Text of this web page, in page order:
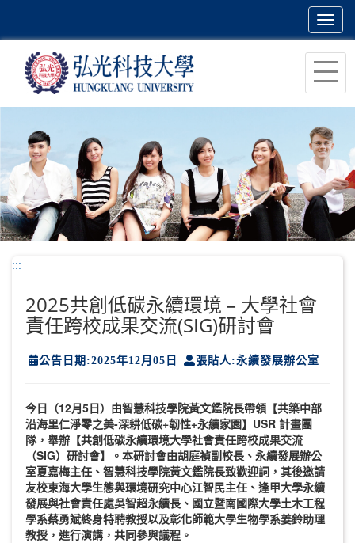
主
容
區
塊
:::
2025共創低碳永續環境 – 大學社會
責任跨校成果交流(SIG)研討會
公告日期:2025年12月05日 張貼人:永續發展辦公室
今日（12月5日）由智慧科技學院黃文鑑院長帶領【共築中部
沿海里仁淨零之美-深耕低碳+韌性+永續家園】USR 計畫團
隊，舉辦【共創低碳永續環境大學社會責任跨校成果交流
（SIG）研討會】。本研討會由胡庭禎副校長、永續發展辦公
室夏嘉梅主任、智慧科技學院黃文鑑院長致歡迎詞，其後邀請
友校東海大學生態與環境研究中心江智民主任、逢甲大學永續
發展與社會責任處吳智超永續長、國立暨南國際大學土木工程
學系蔡勇斌終身特聘教授以及彰化師範大學生物學系姜鈴助理
教授，進行演講，共同參與議程。